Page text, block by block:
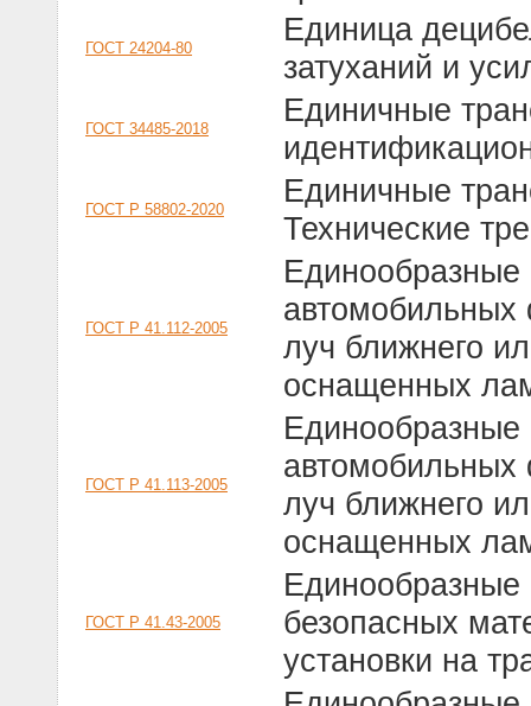
ГОСТ 24204-80
Единица
затуханий и
ГОСТ 34485-2018
Единичные
ГОСТ Р 58802-2020
Единичные
Технические
ГОСТ Р 41.112-2005
луч ближнего
оснащенных
ГОСТ Р 41.113-2005
луч ближнего
оснащенных
ГОСТ Р 41.43-2005
безопасных
установки на